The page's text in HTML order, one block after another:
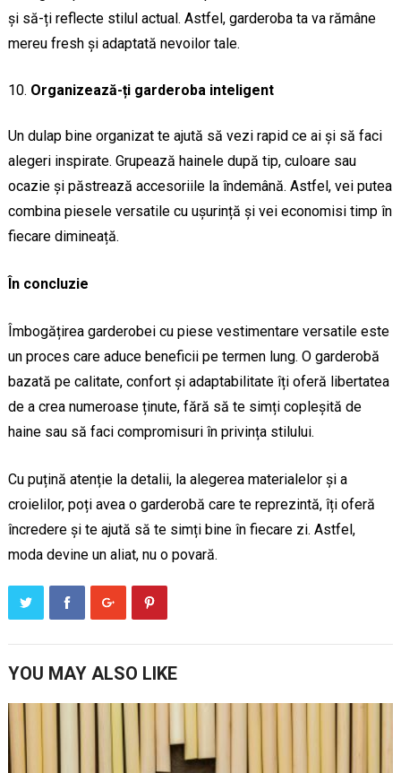
și să-ți reflecte stilul actual. Astfel, garderoba ta va rămâne
mereu fresh și adaptată nevoilor tale.
Organizează-ți garderoba inteligent
Un dulap bine organizat te ajută să vezi rapid ce ai și să faci
alegeri inspirate. Grupează hainele după tip, culoare sau
ocazie și păstrează accesoriile la îndemână. Astfel, vei putea
combina piesele versatile cu ușurință și vei economisi timp în
fiecare dimineață.
În concluzie
Îmbogățirea garderobei cu piese vestimentare versatile este
un proces care aduce beneficii pe termen lung. O garderobă
bazată pe calitate, confort și adaptabilitate îți oferă libertatea
de a crea numeroase ținute, fără să te simți copleșită de
haine sau să faci compromisuri în privința stilului.
Cu puțină atenție la detalii, la alegerea materialelor și a
croielilor, poți avea o garderobă care te reprezintă, îți oferă
încredere și te ajută să te simți bine în fiecare zi. Astfel,
moda devine un aliat, nu o povară.
YOU MAY ALSO LIKE